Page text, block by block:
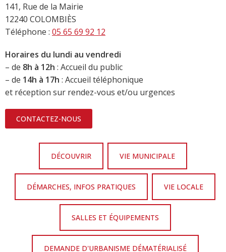
141, Rue de la Mairie
12240 COLOMBIÈS
Téléphone : 05 65 69 92 12
Horaires du lundi au vendredi
– de 8h à 12h : Accueil du public
– de 14h à 17h : Accueil téléphonique
et réception sur rendez-vous et/ou urgences
CONTACTEZ-NOUS
DÉCOUVRIR VIE MUNICIPALE
DÉMARCHES, INFOS PRATIQUES VIE LOCALE
SALLES ET ÉQUIPEMENTS
DEMANDE D'URBANISME DÉMATÉRIALISÉ